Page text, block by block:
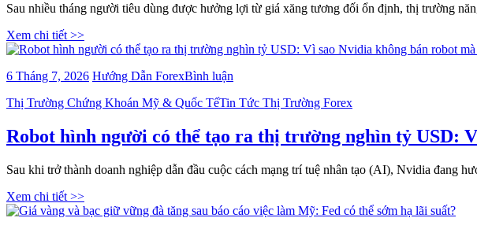
tiêu:
nhà
phản
quyết
liệt?
tăng
lại
khi
Mỹ
–
leo
Thị
mỏ
Sau nhiều tháng người tiêu dùng được hưởng lợi từ giá xăng tương đối ổn định, thị trường
Xem chi tiết >>
6 Tháng 7, 2026 Hướng Dẫn ForexBình luận
Robot
người
có
tạo
thị
trường
Categories
Thị Trường Chứng Khoán Mỹ & Quốc TếTin Tức Thị Trường Forex
Robot hình người có thể tạo ra thị trường nghìn tỷ USD:
Sau khi trở thành doanh nghiệp dẫn đầu cuộc cách mạng trí tuệ nhân tạo (AI), Nvidia đang
Xem chi tiết >>